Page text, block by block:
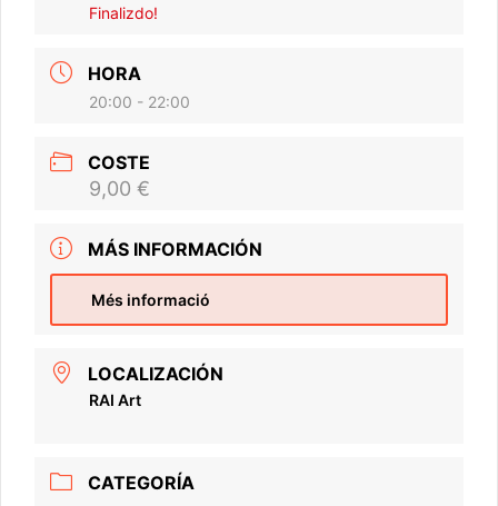
Finalizdo!
HORA
20:00 - 22:00
COSTE
9,00 €
MÁS INFORMACIÓN
Més informació
LOCALIZACIÓN
RAI Art
CATEGORÍA